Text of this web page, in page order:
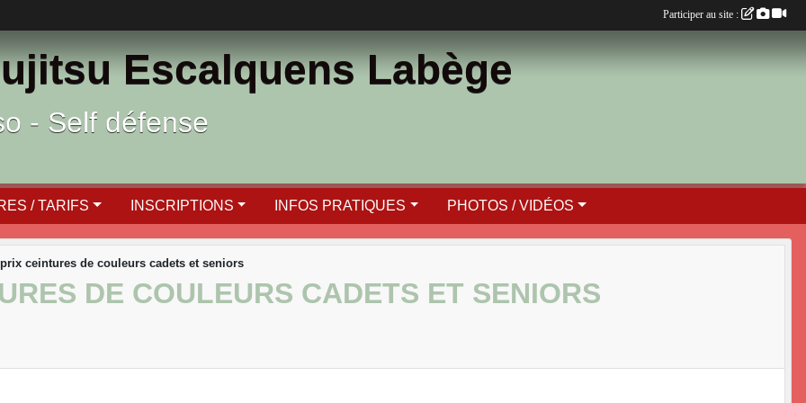
Escalquens Labège
- Self défense
/ TARIFS INSCRIPTIONS INFOS PRATIQUES PHOTOS / VIDÉOS
ceintures de couleurs cadets et seniors
DE COULEURS CADETS ET SENIORS
Participer au site :